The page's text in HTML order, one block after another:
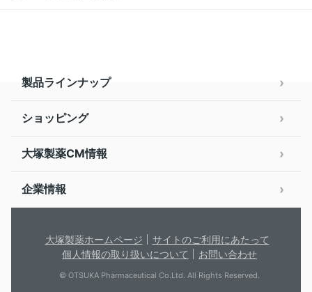
製品ラインナップ
ショッピング
大塚製薬CM情報
企業情報
大塚製薬ホームページ
サイトのご利用にあたって
個人情報の取り扱いについて
お問い合わせ
© OTSUKA Pharmaceutical Co.Ltd. All Rights Reserved.